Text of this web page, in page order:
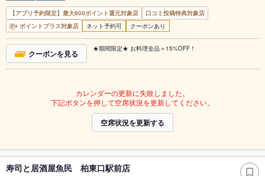
【アプリ予約限定】最大800ポイント還元対象店
口コミ投稿特典対象店
ポイントプラス対象店
ネット予約可 クーポンあり
クーポンを見る ★期間限定★ お料理全品＝15%OFF！
カレンダーの更新に失敗しました。
下記ボタンを押して空席状況を更新してください。
空席状況を更新する
寿司と居酒屋魚民 柏東口駅前店